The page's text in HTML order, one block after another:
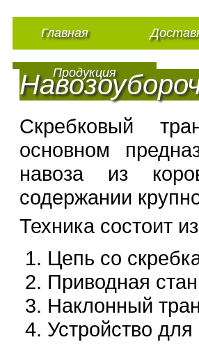
Главная
Продукция
Скребковый
основном
навоза из
содержании
Техника состоит
Цепь со
Приводная
Наклонный
Устройство для